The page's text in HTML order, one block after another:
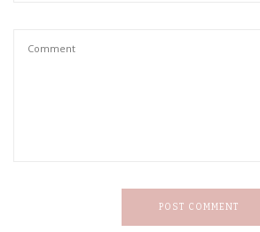
POST COMMENT